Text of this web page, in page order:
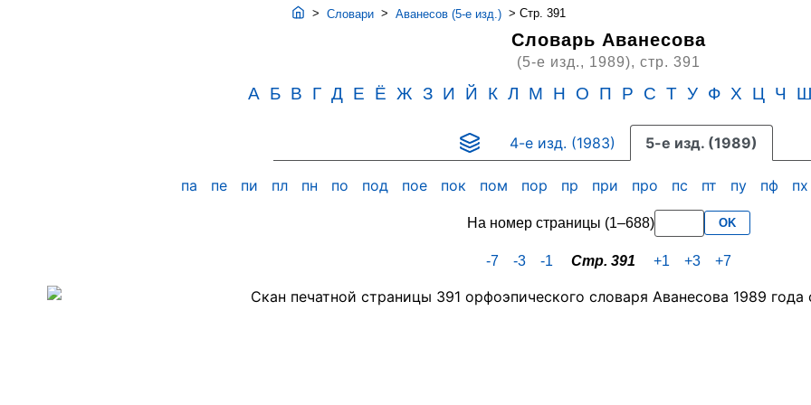
> Словари > Аванесов (5-е изд.) > Стр. 391
Словарь Аванесова
(5-е изд., 1989), стр. 391
А Б В Г Д Е Ё Ж З И Й К Л М Н О П Р С Т У Ф Х Ц Ч Ш
4-е изд. (1983) 5-е изд. (1989)
па пе пи пл пн по под пое пок пом пор пр при про пс пт пу пф
На номер страницы (1–688) OK
-7 -3 -1 Стр. 391 +1 +3 +7
Скан